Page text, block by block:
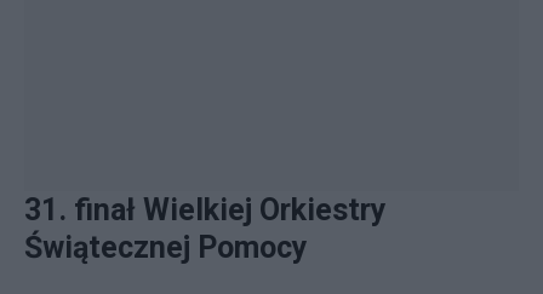
31. finał Wielkiej Orkiestry
Świątecznej Pomocy